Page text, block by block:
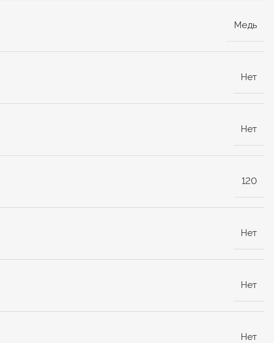
Медь
Нет
Нет
120
Нет
Нет
Нет